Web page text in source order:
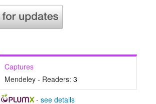
Captures
Mendeley - Readers: 3
- see details